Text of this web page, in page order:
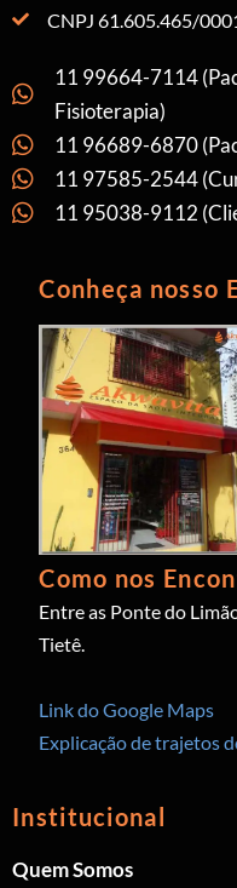
CNPJ 61.605.465/
11 99664-7114
Fisioterapia)
11 96689-6870
11 97585-2544
11 95038-9112
Conheça nosso
Como nos
Entre as Ponte do
Tietê.
Link do Google Maps
Explicação de trajetos
Institucional
Quem Somos